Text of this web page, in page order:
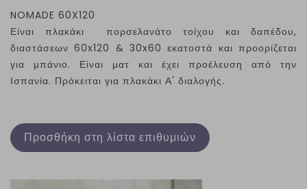
NOMADE 60X120
Είναι πλακάκι πορσελανάτο τοίχου και δαπέδου,
διαστάσεων 60x120 & 30x60 εκατοστά και προορίζεται
για μπάνιο. Είναι ματ και έχει προέλευση από την
Ισπανία. Πρόκειται για πλακάκι Α' διαλογής.
Προσθήκη στη λίστα επιθυμιών